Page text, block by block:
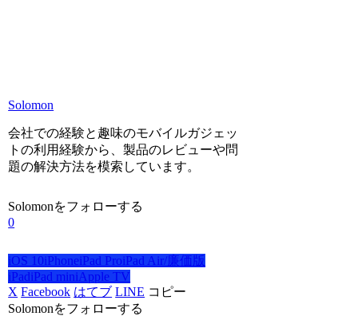
Solomon
会社での経験と趣味のモバイルガジェッ
トの利用経験から、製品のレビューや問
題の解決方法を模索しています。
Solomonをフォローする
0
iOS 10iPhoneiPad ProiPad Air/廉価版
iPadiPad miniApple TV
X Facebook はてブ LINE コピー
Solomonをフォローする